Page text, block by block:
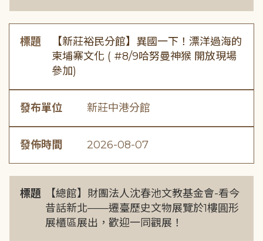
標題
【新莊裕民分館】異國一下！漂洋過海的
柬埔寨文化 ( #8/9哈努曼神猴 開放現場
參加)
發布單位 新莊中港分館
發佈時間 2026-08-07
標題
【總館】財團法人沈春池文教基金會-看今
昔話新北——遷臺歷史文物展覽於1樓圓形
展櫃區展出，歡迎一同觀展！